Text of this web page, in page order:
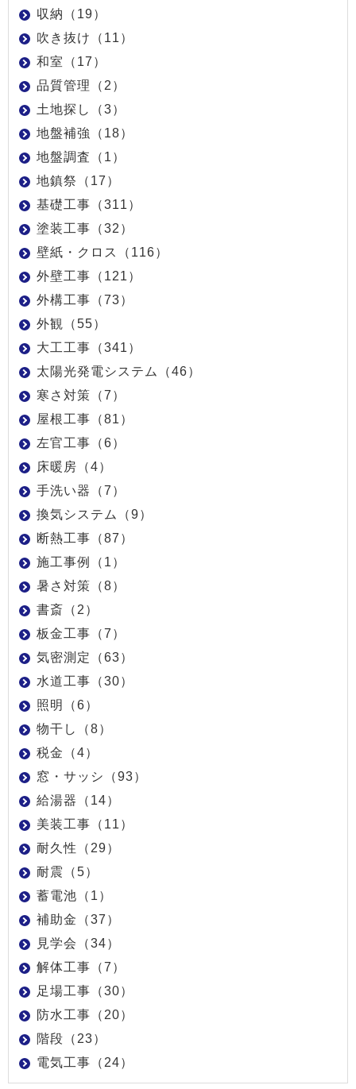
収納（19）
吹き抜け（11）
和室（17）
品質管理（2）
土地探し（3）
地盤補強（18）
地盤調査（1）
地鎮祭（17）
基礎工事（311）
塗装工事（32）
壁紙・クロス（116）
外壁工事（121）
外構工事（73）
外観（55）
大工工事（341）
太陽光発電システム（46）
寒さ対策（7）
屋根工事（81）
左官工事（6）
床暖房（4）
手洗い器（7）
換気システム（9）
断熱工事（87）
施工事例（1）
暑さ対策（8）
書斎（2）
板金工事（7）
気密測定（63）
水道工事（30）
照明（6）
物干し（8）
税金（4）
窓・サッシ（93）
給湯器（14）
美装工事（11）
耐久性（29）
耐震（5）
蓄電池（1）
補助金（37）
見学会（34）
解体工事（7）
足場工事（30）
防水工事（20）
階段（23）
電気工事（24）